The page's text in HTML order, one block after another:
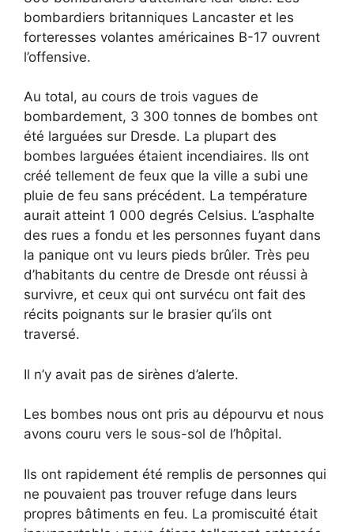
bombardiers britanniques Lancaster et les
forteresses volantes américaines B-17 ouvrent
l’offensive.
Au total, au cours de trois vagues de
bombardement, 3 300 tonnes de bombes ont
été larguées sur Dresde. La plupart des
bombes larguées étaient incendiaires. Ils ont
créé tellement de feux que la ville a subi une
pluie de feu sans précédent. La température
aurait atteint 1 000 degrés Celsius. L’asphalte
des rues a fondu et les personnes fuyant dans
la panique ont vu leurs pieds brûler. Très peu
d’habitants du centre de Dresde ont réussi à
survivre, et ceux qui ont survécu ont fait des
récits poignants sur le brasier qu’ils ont
traversé.
Il n’y avait pas de sirènes d’alerte.
Les bombes nous ont pris au dépourvu et nous
avons couru vers le sous-sol de l’hôpital.
Ils ont rapidement été remplis de personnes qui
ne pouvaient pas trouver refuge dans leurs
propres bâtiments en feu. La promiscuité était